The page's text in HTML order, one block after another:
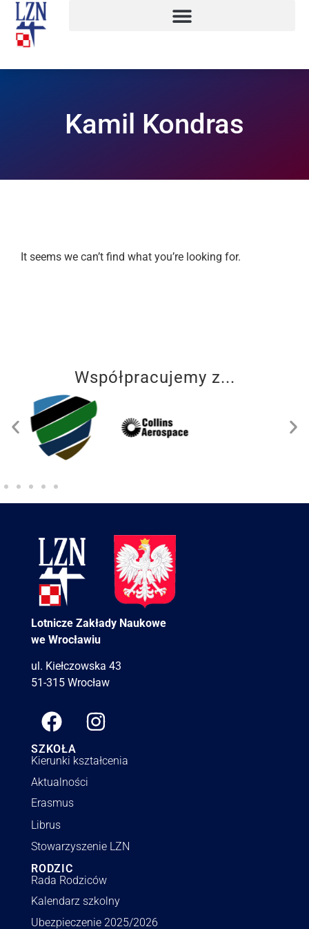
Kamil Kondras
It seems we can’t find what you’re looking for.
Współpracujemy z...
Lotnicze Zakłady Naukowe
we Wrocławiu
ul. Kiełczowska 43
51-315 Wrocław
SZKOŁA
Kierunki kształcenia
Aktualności
Erasmus
Librus
Stowarzyszenie LZN
RODZIC
Rada Rodziców
Kalendarz szkolny
Ubezpieczenie 2025/2026